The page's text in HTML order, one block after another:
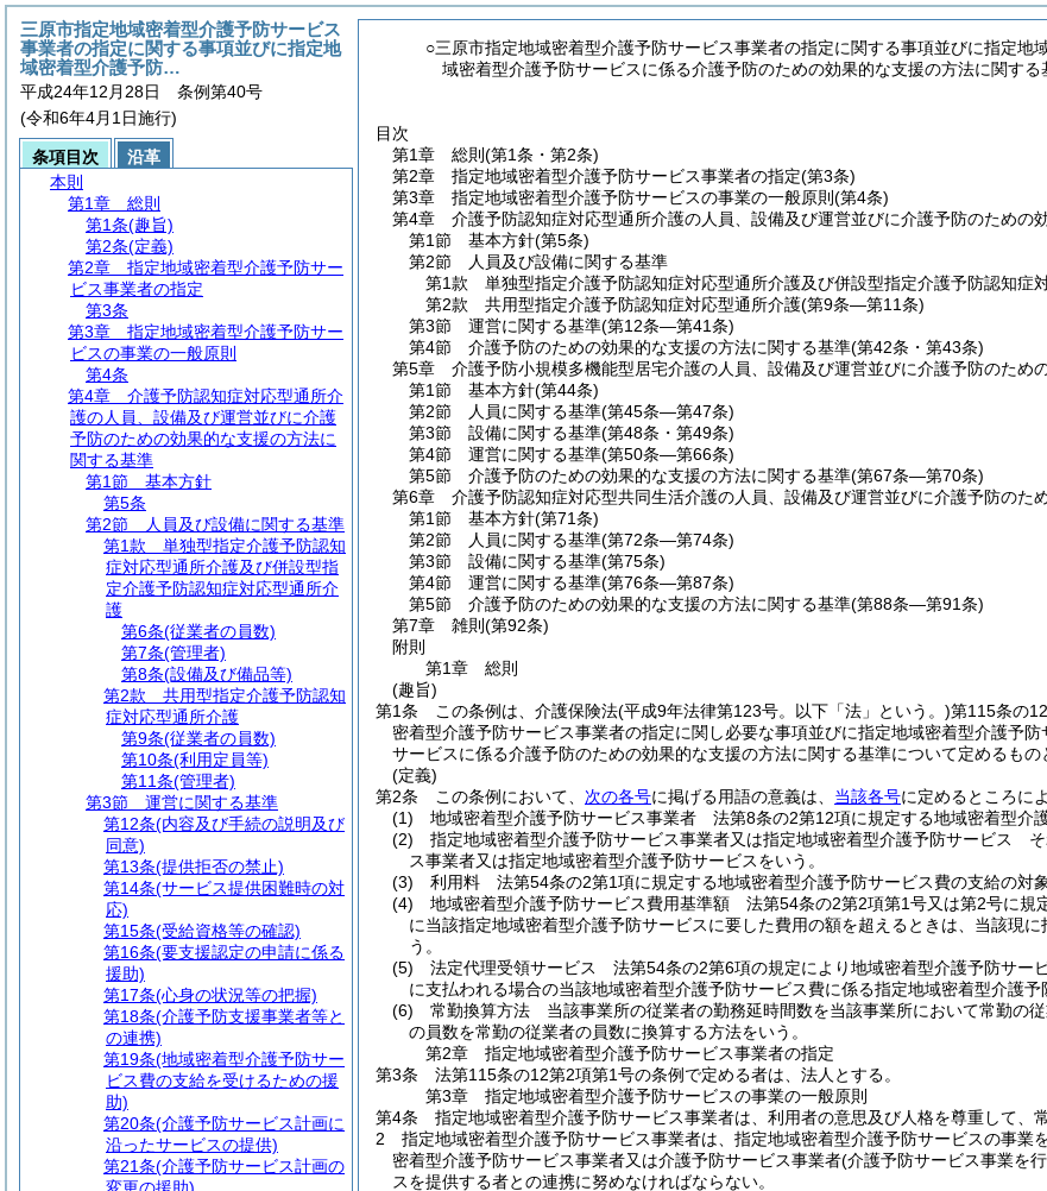
○三原市指定地域密着型介護予防サービス事業者の指定に関する事項並びに指定
域密着型介護予防サービスに係る介護予防のための効果的な支援の方法に関する
目次
第1章
総則 (第1条・第2条)
第2章
指定地域密着型介護予防サービス事業者の指定(第3条)
第3章
指定地域密着型介護予防サービスの事業の一般原則 (第4条)
第4章
介護予防認知症対応型通所介護の人員、設備及び運営並びに介護予防のための
第1節
基本方針(第5条)
第2節
人員及び設備に関する基準
第1款
単独型指定介護予防認知症対応型通所介護及び併設型指定介護予防認知症
第2款
共用型指定介護予防認知症対応型通所介護(第9条―第11条)
第3節
運営に関する基準(第12条―第41条)
第4節
介護予防のための効果的な支援の方法に関する基準(第42条・第43条)
第5章
介護予防小規模多機能型居宅介護の人員、設備及び運営並びに介護予防のため
第1節
基本方針(第44条)
第2節
人員に関する基準(第45条―第47条)
第3節
設備に関する基準(第48条・第49条)
第4節
運営に関する基準(第50条―第66条)
第5節
介護予防のための効果的な支援の方法に関する基準(第67条―第70条)
第6章
介護予防認知症対応型共同生活介護の人員、設備及び運営並びに介護予防のた
第1節
基本方針(第71条)
第2節
人員に関する基準(第72条―第74条)
第3節
設備に関する基準(第75条)
第4節
運営に関する基準(第76条―第87条)
第5節
介護予防のための効果的な支援の方法に関する基準(第88条―第91条)
第7章
雑則 (第92条)
附則
第1章
総則
(趣旨)
第1条
この条例は、介護保険法(平成9年法律第123号。以下「法」という。)第115条の
密着型介護予防サービス事業者の指定に関し必要な事項並びに指定地域密着型介護予
サービスに係る介護予防のための効果的な支援の方法に関する基準について定めるもの
(定義)
第2条
この条例において、 次の各号に掲げる用語の意義は、 当該各号に定めるところによ
(1)
地域密着型介護予防サービス事業者 法第8条の2第12項に規定する地域密着型介
(2)
指定地域密着型介護予防サービス事業者又は指定地域密着型介護予防サービス
ス事業者又は指定地域密着型介護予防サービスをいう。
(3)
利用料 法第54条の2第1項に規定する地域密着型介護予防サービス費の支給の対
(4)
地域密着型介護予防サービス費用基準額 法第54条の2第2項第1号又は第2号に規
に当該指定地域密着型介護予防サービスに要した費用の額を超えるときは、当該現
う。
(5)
法定代理受領サービス 法第54条の2第6項の規定により地域密着型介護予防サー
に支払われる場合の当該地域密着型介護予防サービス費に係る指定地域密着型介護予
(6)
常勤換算方法 当該事業所の従業者の勤務延時間数を当該事業所において常勤の
の員数を常勤の従業者の員数に換算する方法をいう。
第2章
指定地域密着型介護予防サービス事業者の指定
第3条
法第115条の12第2項第1号の条例で定める者は、法人とする。
第3章
指定地域密着型介護予防サービスの事業の一般原則
第4条
指定地域密着型介護予防サービス事業者は、利用者の意思及び人格を尊重して、
2
指定地域密着型介護予防サービス事業者は、指定地域密着型介護予防サービスの事
密着型介護予防サービス事業者又は介護予防サービス事業者(介護予防サービス事業を
スを提供する者との連携に努めなければならない。
三原市指定地域密着型介護予防サービス
事業者の指定に関する事項並びに指定地
域密着型介護予防…
平成24年12月28日 条例第40号
(令和6年4月1日施行)
条項目次
沿革
本則
第1章
総則
第1条(趣旨)
第2条(定義)
第2章
指定地域密着型介護予防サー
ビス事業者の指定
第3条
第3章
指定地域密着型介護予防サー
ビスの事業の一般原則
第4条
第4章
介護予防認知症対応型通所介
護の人員、設備及び運営並びに介護
予防のための効果的な支援の方法に
関する基準
第1節
基本方針
第5条
第2節
人員及び設備に関する基準
第1款
単独型指定介護予防認知
症対応型通所介護及び併設型指
定介護予防認知症対応型通所介
護
第6条(従業者の員数)
第7条(管理者)
第8条(設備及び備品等)
第2款
共用型指定介護予防認知
症対応型通所介護
第9条(従業者の員数)
第10条(利用定員等)
第11条(管理者)
第3節
運営に関する基準
第12条(内容及び手続の説明及び
同意)
第13条(提供拒否の禁止)
第14条(サービス提供困難時の対
応)
第15条(受給資格等の確認)
第16条(要支援認定の申請に係る
援助)
第17条(心身の状況等の把握)
第18条(介護予防支援事業者等と
の連携)
第19条(地域密着型介護予防サー
ビス費の支給を受けるための援
助)
第20条(介護予防サービス計画に
沿ったサービスの提供)
第21条(介護予防サービス計画の